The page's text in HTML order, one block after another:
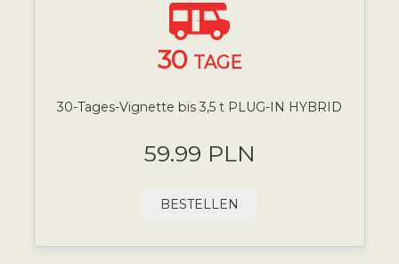
30 TAGE
30-Tages-Vignette bis 3,5 t PLUG-IN HYBRID
59.99 PLN
BESTELLEN